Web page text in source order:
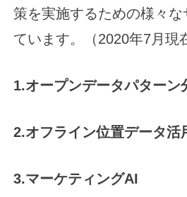
策を実施するための様々な
ています。（2020年7月現
1.オープンデータパターン
2.オフライン位置データ活
3.マーケティングAI